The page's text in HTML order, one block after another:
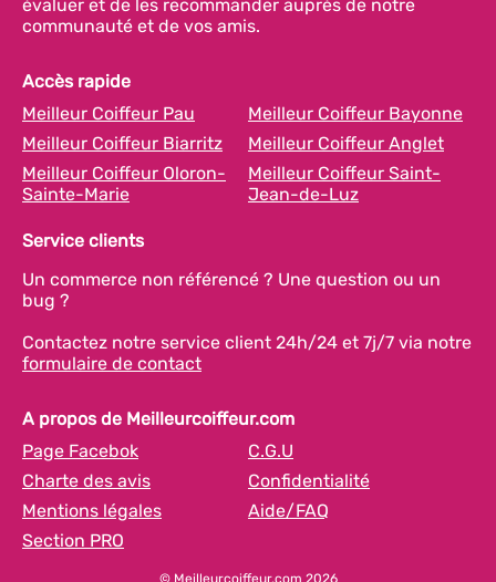
évaluer et de les recommander auprès de notre
communauté et de vos amis.
Accès rapide
Meilleur Coiffeur Pau
Meilleur Coiffeur Bayonne
Meilleur Coiffeur Biarritz
Meilleur Coiffeur Anglet
Meilleur Coiffeur Oloron-
Sainte-Marie
Meilleur Coiffeur Saint-
Jean-de-Luz
Service clients
Un commerce non référencé ? Une question ou un
bug ?
Contactez notre service client 24h/24 et 7j/7 via notre
formulaire de contact
A propos de Meilleurcoiffeur.com
Page Facebok
C.G.U
Charte des avis
Confidentialité
Mentions légales
Aide/FAQ
Section PRO
© Meilleurcoiffeur.com 2026